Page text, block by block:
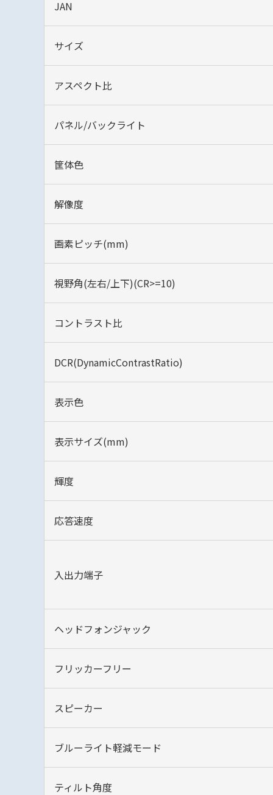
JAN
サイズ
アスペクト比
パネル/バックライト
筐体色
解像度
画素ピッチ(mm)
視野角(左右/上下)(CR>=10)
コントラスト比
DCR(DynamicContrastRatio)
表示色
表示サイズ(mm)
輝度
応答速度
入出力端子
ヘッドフォンジャック
フリッカーフリー
スピーカー
ブルーライト軽減モード‎
ティルト角度